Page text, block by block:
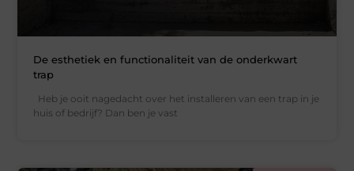
De esthetiek en functionaliteit van de onderkwart
trap
Heb je ooit nagedacht over het installeren van een trap in je
huis of bedrijf? Dan ben je vast